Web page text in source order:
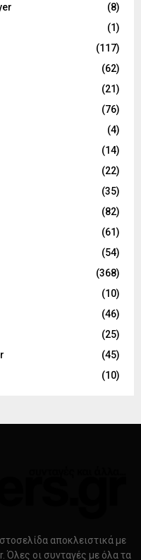
(8)
(1)
(117)
(62)
(21)
(76)
(4)
(14)
(22)
(35)
(82)
(61)
(54)
(368)
(10)
(46)
(25)
(45)
(10)
αποκλειστικά με
Όλες οι συνταγές με όλα τα